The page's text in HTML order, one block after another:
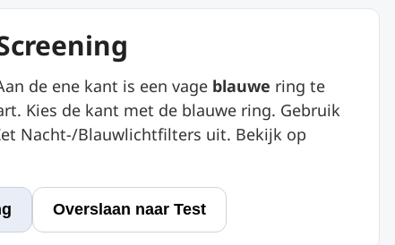
de ene kant is een vage blauwe ring te
Kies de kant met de blauwe ring. Gebruik
Nacht-/Blauwlichtfilters uit. Bekijk op
Overslaan naar Test